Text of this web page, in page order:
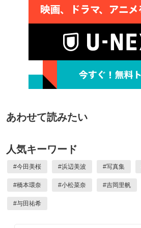
あわせて読みたい
人気キーワード
#今田美桜 #浜辺美波 #写真集
#橋本環奈 #小松菜奈 #吉岡里帆
#与田祐希